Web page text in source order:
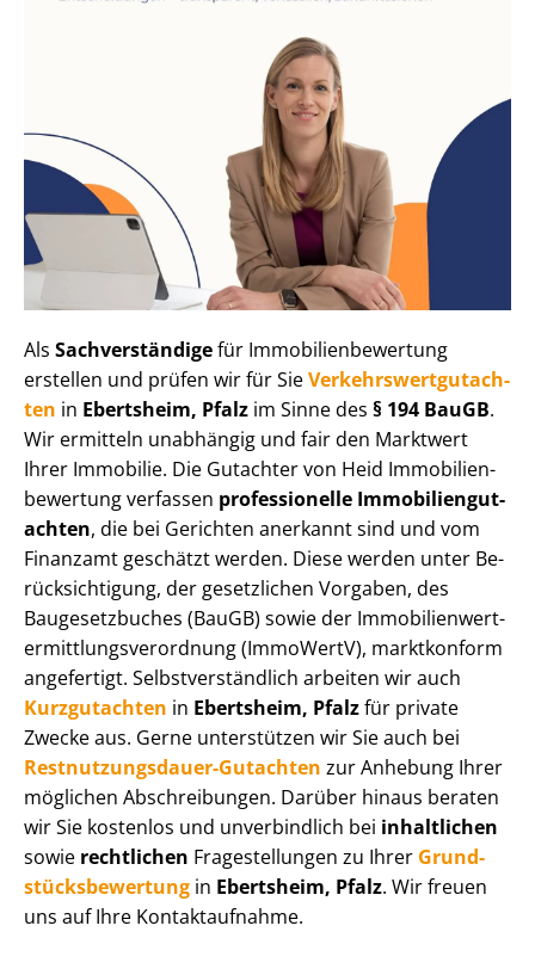
Als Sachverständigefür Im­mo­bi­li­en­be­wer­tung
erstellen und prüfen wir für SieVer­kehrs­wert­gut­ach­
ten in Ebertsheim, Pfalz im Sinne des § 194 BauGB.
Wir ermitteln unabhängig und fair den Marktwert
Ihrer Immobilie. Die Gutachter von Heid Im­mo­bi­li­en­
be­wer­tung verfassen professionelle Im­mo­bi­li­en­gut­
ach­ten, die bei Gerichten anerkannt sind und vom
Finanzamt geschätzt werden. Diese werden unter Be­
rück­sich­ti­gung, der gesetzlichen Vorgaben, des
Baugesetzbuches (BauGB) sowie der Im­mo­bi­li­en­wert­
ermitt­lungs­ver­ord­nung (ImmoWertV), marktkonform
angefertigt. Selbst­ver­ständ­lich arbeiten wir auch
Kurzgutachten in Ebertsheim, Pfalzfür private
Zwecke aus. Gerne unterstützen wir Sie auch bei
Rest­nut­zungs­dau­er-Gutachten zur Anhebung Ihrer
möglichen Abschreibungen. Darüber hinaus beraten
wir Sie kostenlos und unverbindlich bei inhaltlichen
sowie rechtlichen Fragestellungen zu Ihrer Grund­
stücks­be­wer­tung in Ebertsheim, Pfalz. Wir freuen
uns auf Ihre Kontaktaufnahme.